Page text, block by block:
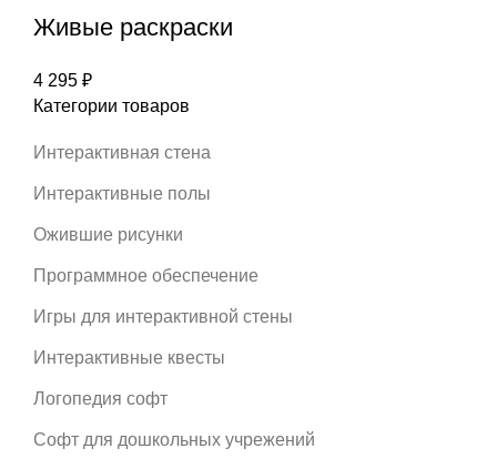
Живые раскраски
4 295 ₽
Категории товаров
Интерактивная стена
Интерактивные полы
Ожившие рисунки
Программное обеспечение
Игры для интерактивной стены
Интерактивные квесты
Логопедия софт
Софт для дошкольных учрежений